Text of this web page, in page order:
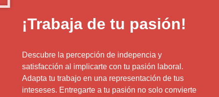
¡Trabaja de tu pasión!
Descubre la percepción de indepencia y
satisfacción al implicarte con tu pasión laboral.
Adapta tu trabajo en una representación de tus
inteseses. Entregarte a tu pasión no solo convierte